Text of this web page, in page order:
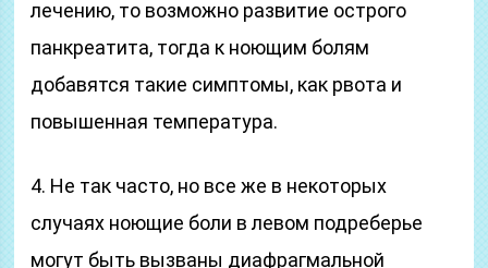
лечению, то возможно развитие острого
панкреатита, тогда к ноющим болям
добавятся такие симптомы, как рвота и
повышенная температура.
4. Не так часто, но все же в некоторых
случаях ноющие боли в левом подреберье
могут быть вызваны диафрагмальной